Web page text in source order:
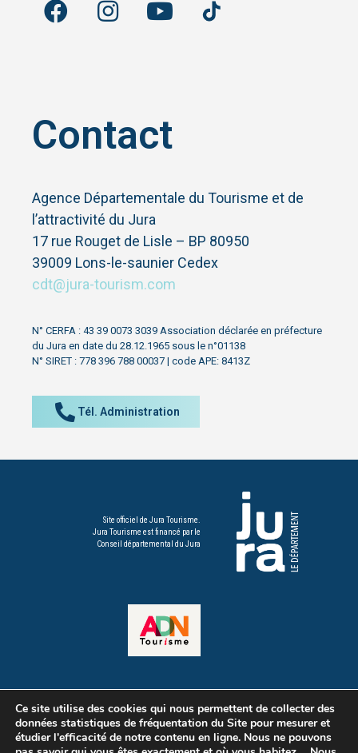
Contact
Agence Départementale du Tourisme et de
l’attractivité du Jura
17 rue Rouget de Lisle – BP 80950
39009 Lons-le-saunier Cedex
cdt@jura-tourism.com
N° CERFA : 43 39 0073 3039 Association déclarée en préfecture
du Jura en date du 28.12.1965 sous le n°01138
N° SIRET : 778 396 788 00037 | code APE: 8413Z
Tél. Administration
Site officiel de Jura Tourisme.
Jura Tourisme est financé par le
Conseil départemental du Jura
Voir tous nos
partenaires
Ce site utilise des cookies qui nous permettent de collecter des
données statistiques de fréquentation du Site pour mesurer et
étudier l'efficacité de notre contenu en ligne. Nous ne pouvons